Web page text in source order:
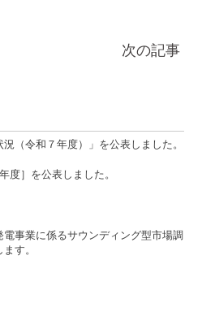
次の記事
（令和７年度）」を公表しました。
度］を公表しました。
電事業に係るサウンディング型市場調
す。